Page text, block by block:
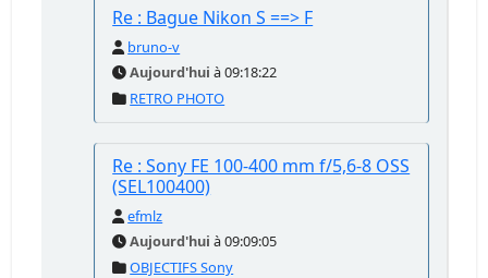
Re : Bague Nikon S ==> F
bruno-v
Aujourd'hui à 09:18:22
RETRO PHOTO
Re : Sony FE 100-400 mm f/5,6-8 OSS
(SEL100400)
efmlz
Aujourd'hui à 09:09:05
OBJECTIFS Sony